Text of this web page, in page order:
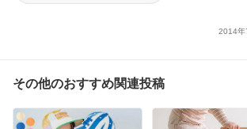
2014年
その他のおすすめ関連投稿